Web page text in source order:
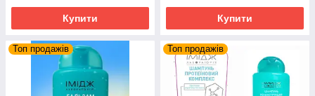
Купити Купити
Топ продажів Топ продажів